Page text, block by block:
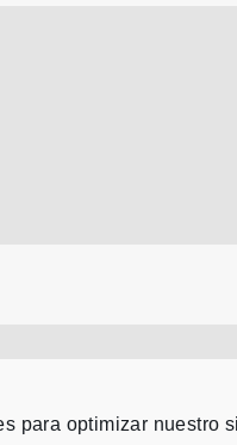
para optimizar nuestro